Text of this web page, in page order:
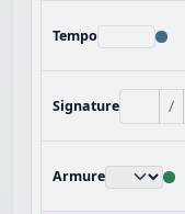
Tempo
Signature /
Armure